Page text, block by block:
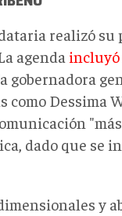
realizó
agenda incluyó
Dessima
dado que se
y